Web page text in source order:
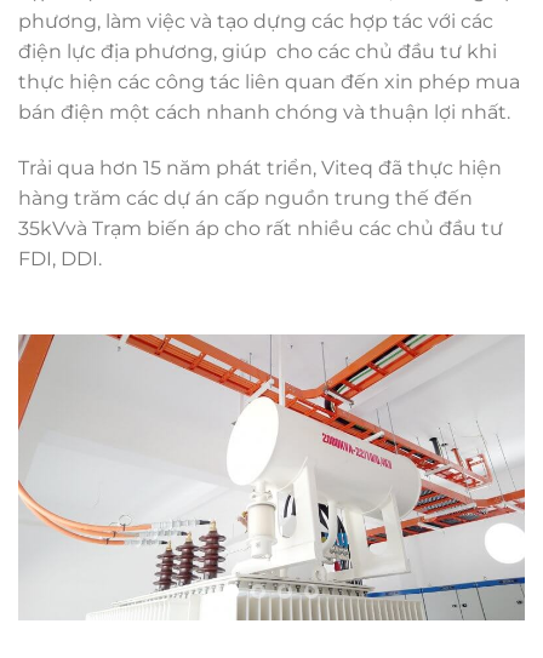
phương, làm việc và tạo dựng các hợp tác với các
điện lực địa phương, giúp cho các chủ đầu tư khi
thực hiện các công tác liên quan đến xin phép mua
bán điện một cách nhanh chóng và thuận lợi nhất.
Trải qua hơn 15 năm phát triển, Viteq đã thực hiện
hàng trăm các dự án cấp nguồn trung thế đến
35kVvà Trạm biến áp cho rất nhiều các chủ đầu tư
FDI, DDI.